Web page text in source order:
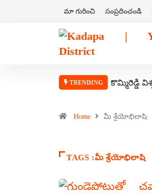
మా గురించి సంప్రదించండి
TRENDING కొమ్మిరెడ్డి
Home మీ శ్రేయోభిలాషి
TAGS :మీ శ్రేయోభిలాషి